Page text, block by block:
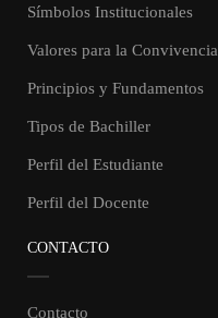
Símbolos Institucionales
Valores para la Convivencia
Principios y Fundamentos
Tipos de Bachiller
Perfil del Estudiante
Perfil del Docente
CONTACTO
Contacto